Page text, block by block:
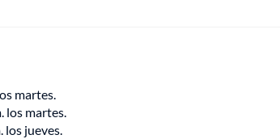
martes.
los martes.
los jueves.